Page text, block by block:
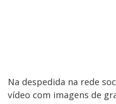
Na despedida na rede
vídeo com imagens de